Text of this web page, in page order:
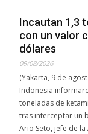
Incautan 1,3
con un valor
dólares
09/08/2026
(Yakarta, 9 de
Indonesia
toneladas de
tras interceptar un
Ario Seto, jefe de